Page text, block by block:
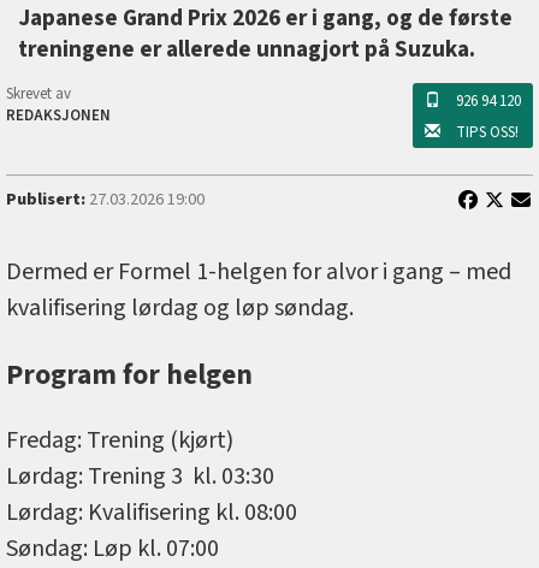
Japanese Grand Prix 2026 er i gang, og de første
treningene er allerede unnagjort på Suzuka.
Skrevet av
REDAKSJONEN
926 94 120
TIPS OSS!
Publisert:27.03.2026 19:00
Dermed er Formel 1-helgen for alvor i gang – med
kvalifisering lørdag og løp søndag.
Program for helgen
Fredag: Trening (kjørt)
Lørdag: Trening 3 kl. 03:30
Lørdag: Kvalifisering kl. 08:00
Søndag: Løp kl. 07:00